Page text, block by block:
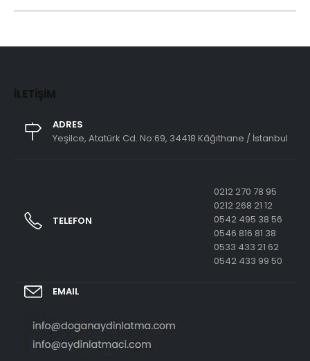
İLETIŞIM
ADRES
Yeşilce, Atatürk Cd. No:69, 34418 Kâğıthane / İstanbul
TELEFON
0212 270 78 95
0212 268 21 12
0542 495 38 56
0546 816 81 38
0533 433 21 62
0542 433 99 50
EMAIL